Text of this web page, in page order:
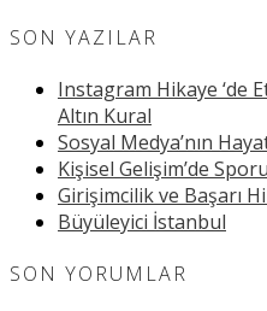
SON YAZILAR
Instagram Hikaye ‘de
Altın Kural
Sosyal Medya’nın
Kişisel Gelişim’de
Girişimcilik ve Başarı
Büyüleyici İstanbul
SON YORUMLAR